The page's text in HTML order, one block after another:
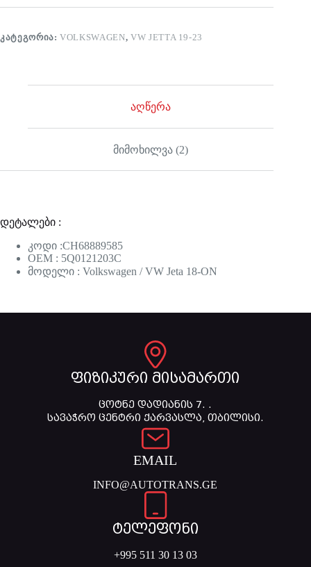
ᲙᲐᲢᲔᲒᲝᲠᲘᲐ:VOLKSWAGEN, VW JETTA 19-23
აღწერა
მიმოხილვა (2)
დეტალები :
კოდი :CH68889585
OEM : 5Q0121203C
მოდელი : Volkswagen / VW Jeta 18-ON
ფიზიკური მისამართი
ცოტნე დადიანის 7. .
სავაჭრო ცენტრი ქარვასლა, თბილისი.
EMAIL
INFO@AUTOTRANS.GE
ტელეფონი
+995 511 30 13 03